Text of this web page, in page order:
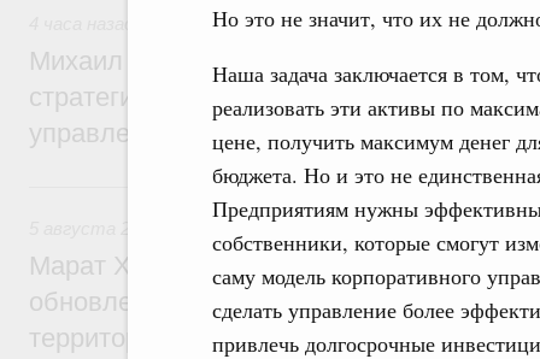
Но это не значит, что их не
Наша задача заключается в том,
реализовать эти активы по
цене, получить максимум денег
бюджета. Но и это не
Предприятиям нужны
собственники, которые смогут
саму модель корпоративного
сделать управление более
привлечь долгосрочные
Технологическое развитие. Инновации
Михаил Мишустин дал поручения по
стратегической сессии о
управления научно-технологическим
Вчера
Жилищно-коммунальное хозяйство
Марат Хуснуллин: Более 4,3 тыс.
обновлено в России при участии Фонда
территорий